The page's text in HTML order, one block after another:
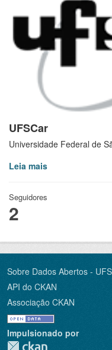
UFSCar
Universidade Federal de
Leia mais
Seguidores
2
Sobre Dados Abertos -
API do CKAN
Associação CKAN
Impulsionado por